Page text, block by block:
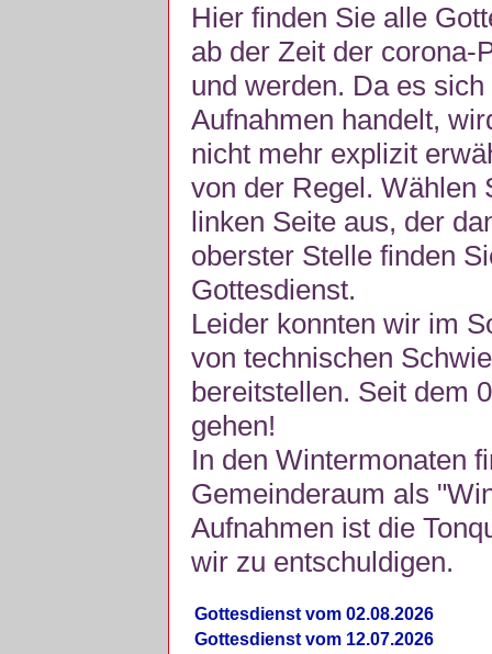
Hier finden Sie alle
ab der Zeit der corona-
und werden. Da es
Aufnahmen handelt,
nicht mehr explizit
von der Regel. Wählen
linken Seite aus, der
oberster Stelle finden
Gottesdienst.
Leider konnten wir im
von technischen
bereitstellen. Seit dem
gehen!
In den Wintermonaten
Gemeinderaum als
Aufnahmen ist die
wir zu entschuldigen.
Gottesdienst vom 02.08.2026
Gottesdienst vom 12.07.2026